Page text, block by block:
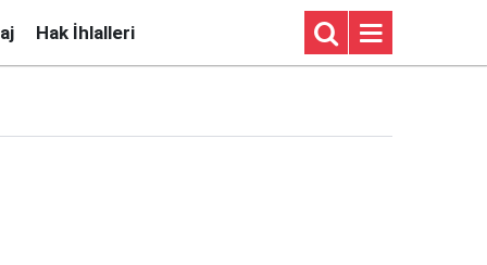
Hak İhlalleri